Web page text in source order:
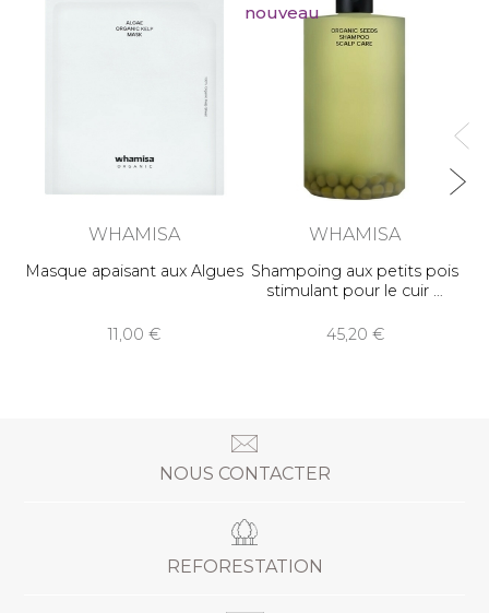
WHAMISA
Masque apaisant aux Algues
11,00
nouveau
WHAMISA
Shampoing aux petits pois
stimulant pour le cuir
45,20
NOUS CONTACTER
REFORESTATION